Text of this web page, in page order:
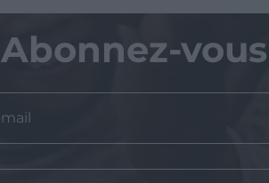
Abonnez-vous